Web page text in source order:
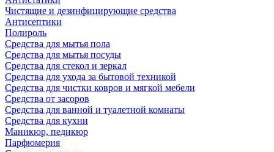
Чистящие и дезинфицирующие средства
Антисептики
Полироль
Средства для мытья пола
Средства для мытья посуды
Средства для стекол и зеркал
Средства для ухода за бытовой техникой
Средства для чистки ковров и мягкой мебели
Средства от засоров
Средства для ванной и туалетной комнаты
Средства для кухни
Маникюр, педикюр
Парфюмерия